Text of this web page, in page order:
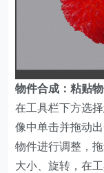
物件合成：粘贴
在工具栏下方选
像中单击并拖动
物件进行调整，
大小、旋转，在